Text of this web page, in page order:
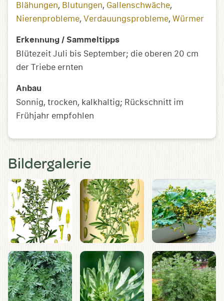
Blähungen, Blutungen, Gallenschwäche,
Nierenprobleme, Verdauungsprobleme, Würmer
Erkennung / Sammeltipps
Blütezeit Juli bis September; die oberen 20 cm
der Triebe ernten
Anbau
Sonnig, trocken, kalkhaltig; Rückschnitt im
Frühjahr empfohlen
Bildergalerie